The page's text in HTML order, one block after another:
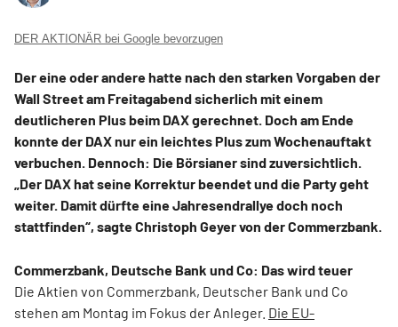
DER AKTIONÄR bei Google bevorzugen
Der eine oder andere hatte nach den starken Vorgaben der
Wall Street am Freitagabend sicherlich mit einem
deutlicheren Plus beim DAX gerechnet. Doch am Ende
konnte der DAX nur ein leichtes Plus zum Wochenauftakt
verbuchen. Dennoch: Die Börsianer sind zuversichtlich.
„Der DAX hat seine Korrektur beendet und die Party geht
weiter. Damit dürfte eine Jahresendrallye doch noch
stattfinden“, sagte Christoph Geyer von der Commerzbank.
Commerzbank, Deutsche Bank und Co: Das wird teuer
Die Aktien von Commerzbank, Deutscher Bank und Co
stehen am Montag im Fokus der Anleger. Die EU-